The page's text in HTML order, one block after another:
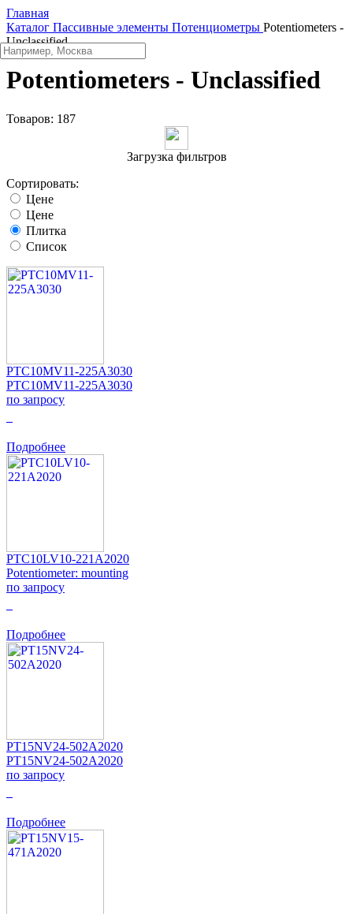
Главная
Каталог Пассивные элементы Потенциометры Potentiometers -
Unclassified
Potentiometers - Unclassified
Товаров: 187
Загрузка фильтров
Сортировать:
Цене
Цене
Плитка
Список
PTC10MV11-225A3030
PTC10MV11-225A3030
по запросу
Подробнее
PTC10LV10-221A2020
Potentiometer: mounting
по запросу
Подробнее
PT15NV24-502A2020
PT15NV24-502A2020
по запросу
Подробнее